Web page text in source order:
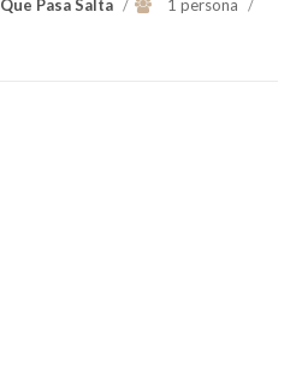
Que Pasa Salta / 1 persona /